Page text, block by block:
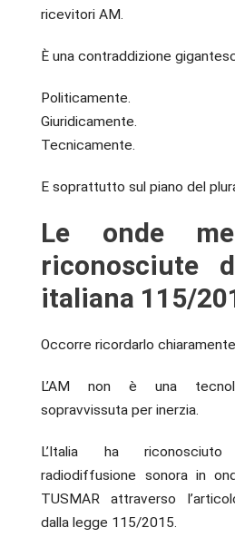
ricevitori AM.
È una contraddizione
Politicamente.
Giuridicamente.
Tecnicamente.
E soprattutto sul piano del
Le onde
riconosciute
italiana 115/
Occorre ricordarlo
L’AM non è una
sopravvissuta per inerzia.
L’Italia ha
radiodiffusione sonora in
TUSMAR attraverso
dalla legge 115/2015.